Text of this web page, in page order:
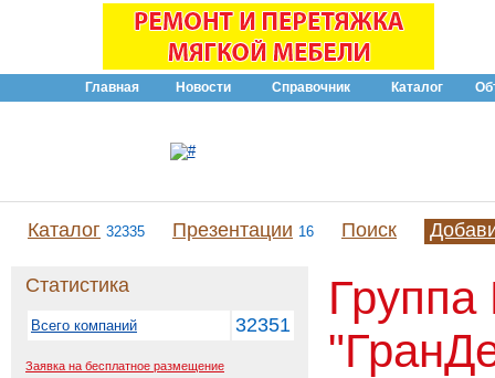
Главная Новости Справочник Каталог
Каталог 32335 Презентации 16 Поиск
Статистика
Всего компаний 32351
Заявка на бесплатное размещение